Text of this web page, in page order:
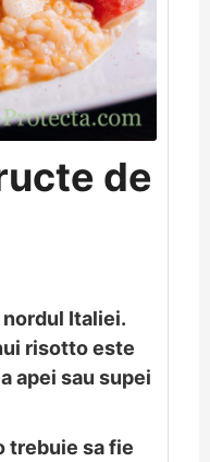
de
Italiei.
risotto este
apei sau supei
trebuie sa fie